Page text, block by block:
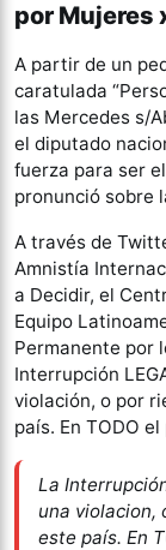
por Mujeres
A partir de un
caratulada
las Mercedes s/
el diputado
fuerza para ser
pronunció sobre
A través de
Amnistía
a Decidir, el
Equipo
Permanente por
Interrupción
violación, o por
país. En TODO el
La
una violacion,
este país. En